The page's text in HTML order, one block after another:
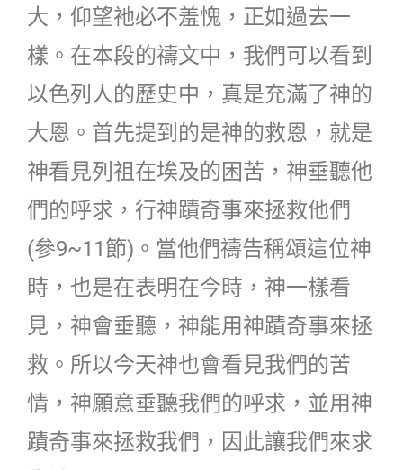
大，仰望祂必不羞愧，正如過去一
樣。在本段的禱文中，我們可以看到
以色列人的歷史中，真是充滿了神的
大恩。首先提到的是神的救恩，就是
神看見列祖在埃及的困苦，神垂聽他
們的呼求，行神蹟奇事來拯救他們
(參9~11節)。當他們禱告稱頌這位神
時，也是在表明在今時，神一樣看
見，神會垂聽，神能用神蹟奇事來拯
救。所以今天神也會看見我們的苦
情，神願意垂聽我們的呼求，並用神
蹟奇事來拯救我們，因此讓我們來求